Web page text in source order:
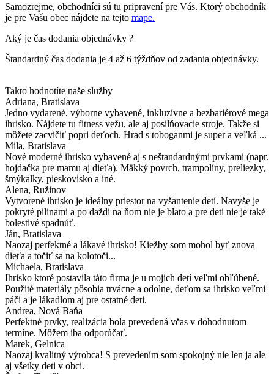
Samozrejme, obchodníci sú tu pripravení pre Vás. Ktorý obchodník
je pre Vašu obec nájdete na tejto mape.
Aký je čas dodania objednávky ?
Štandardný čas dodania je 4 až 6 týždňov od zadania objednávky.
Takto hodnotíte naše služby
Adriana, Bratislava
Jedno vydarené, výborne vybavené, inkluzívne a bezbariérové mega
ihrisko. Nájdete tu fitness vežu, ale aj posilňovacie stroje. Takže si
môžete zacvičiť popri deťoch. Hrad s toboganmi je super a veľká ...
Mila, Bratislava
Nové moderné ihrisko vybavené aj s neštandardnými prvkami (napr.
hojdačka pre mamu aj dieťa). Mäkký povrch, trampolíny, preliezky,
šmýkalky, pieskovisko a iné.
Alena, Ružinov
Vytvorené ihrisko je ideálny priestor na vyšantenie detí. Navyše je
pokryté pilinami a po daždi na ňom nie je blato a pre deti nie je také
bolestivé spadnúť.
Ján, Bratislava
Naozaj perfektné a lákavé ihrisko! Kiežby som mohol byť znova
dieťa a točiť sa na kolotoči...
Michaela, Bratislava
Ihrisko ktoré postavila táto firma je u mojich detí veľmi obľúbené.
Použité materiály pôsobia trvácne a odolne, deťom sa ihrisko veľmi
páči a je lákadlom aj pre ostatné deti.
Andrea, Nová Baňa
Perfektné prvky, realizácia bola prevedená včas v dohodnutom
termíne. Môžem iba odporúčať.
Marek, Gelnica
Naozaj kvalitný výrobca! S prevedením som spokojný nie len ja ale
aj všetky deti v obci.